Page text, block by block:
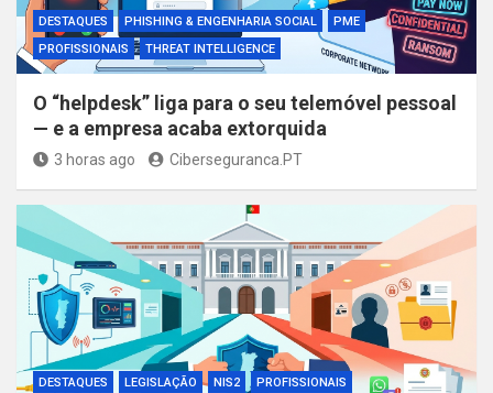
DESTAQUES PHISHING & ENGENHARIA SOCIAL
PME
PROFISSIONAIS
THREAT INTELLIGENCE
O “helpdesk” liga para o seu telemóvel pessoal
— e a empresa acaba extorquida
3 horas ago Ciberseguranca.PT
DESTAQUES LEGISLAÇÃO NIS2
PROFISSIONAIS